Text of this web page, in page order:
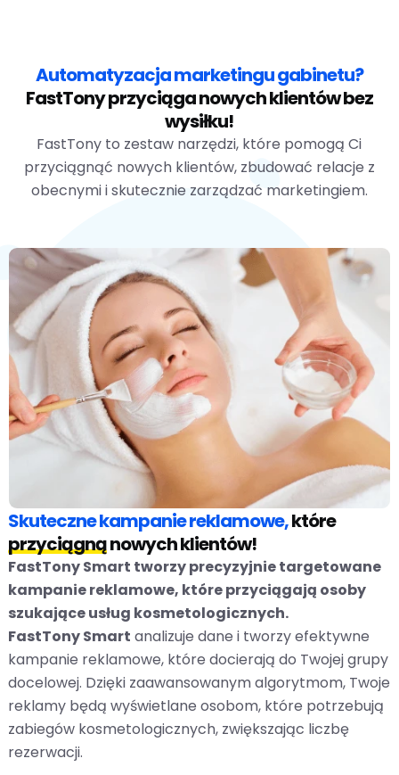
Automatyzacja marketingu gabinetu?
FastTony przyciąga nowych klientów bez
wysiłku!
FastTony to zestaw narzędzi, które pomogą Ci
przyciągnąć nowych klientów, zbudować relacje z
obecnymi i skutecznie zarządzać marketingiem.
Skuteczne kampanie reklamowe,które
przyciągnąnowych klientów!
FastTony Smart tworzy precyzyjnie targetowane
kampanie reklamowe, które przyciągają osoby
szukające usług kosmetologicznych.
FastTony Smart analizuje dane i tworzy efektywne
kampanie reklamowe, które docierają do Twojej grupy
docelowej. Dzięki zaawansowanym algorytmom, Twoje
reklamy będą wyświetlane osobom, które potrzebują
zabiegów kosmetologicznych, zwiększając liczbę
rezerwacji.